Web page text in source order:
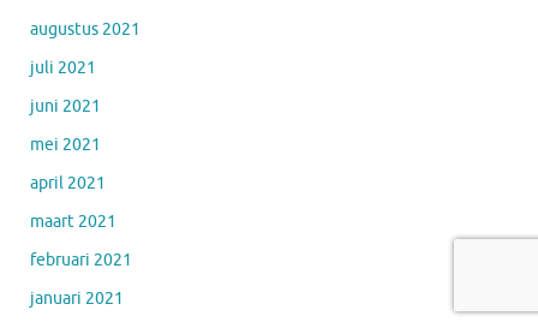
augustus 2021
juli 2021
juni 2021
mei 2021
april 2021
maart 2021
februari 2021
januari 2021